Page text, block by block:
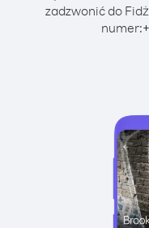
zadzwonić do
numer:+